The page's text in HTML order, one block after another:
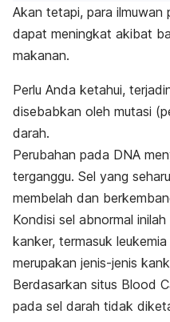
Akan tetapi, para
dapat meningkat akibat
makanan.
Perlu Anda ketahui,
disebabkan oleh mutasi
darah.
Perubahan pada DNA
terganggu. Sel yang
membelah dan
Kondisi sel abnormal
kanker, termasuk
merupakan jenis-jenis
Berdasarkan situs Blood
pada sel darah tidak